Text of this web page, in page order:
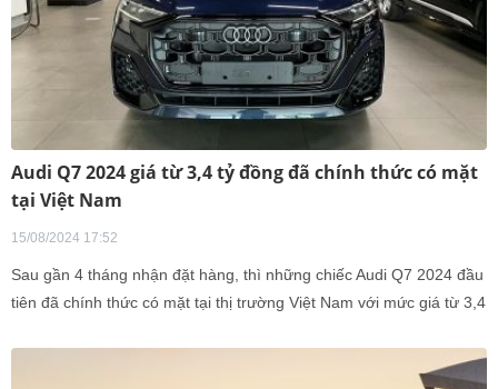
Audi Q7 2024 giá từ 3,4 tỷ đồng đã chính thức có mặt
tại Việt Nam
15/08/2024 17:52
Sau gần 4 tháng nhận đặt hàng, thì những chiếc Audi Q7 2024 đầu
tiên đã chính thức có mặt tại thị trường Việt Nam với mức giá từ 3,4